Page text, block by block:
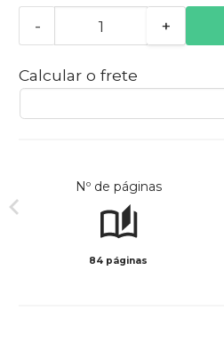
- +
Calcular o frete
Nº de páginas
84 páginas